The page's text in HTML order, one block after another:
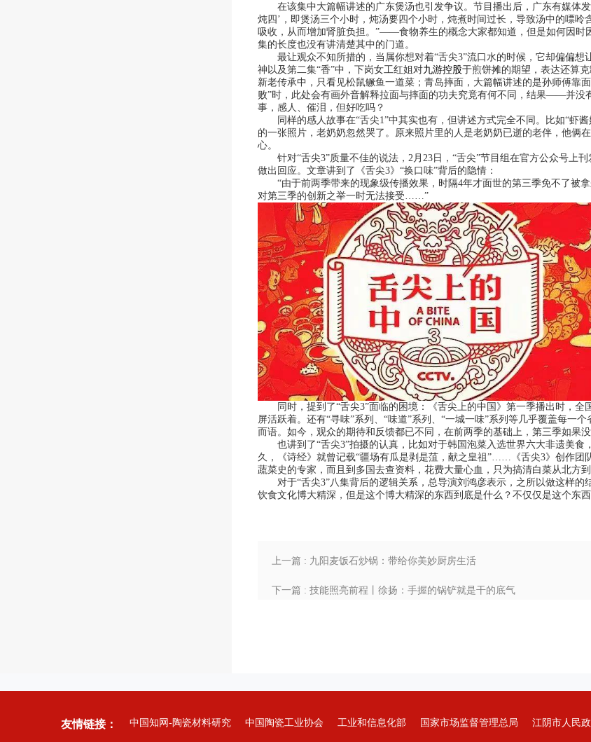
在该集中大篇幅讲述的广东煲汤也引发争议。节目播出后，广东有媒体发
炖四’，即煲汤三个小时，炖汤要四个小时，炖煮时间过长，导致汤中的嘌
吸收，从而增加肾脏负担。”——食物养生的概念大家都知道，但是如何因时
集的长度也没有讲清楚其中的门道。
最让观众不知所措的，当属你想对着“舌尖3”流口水的时候，它却偏偏想
神以及第二集“香”中，下岗女工红姐对九游控股于煎饼摊的期望，表达还算
新老传承中，只看见松鼠鳜鱼一道菜；青岛摔面，大篇幅讲述的是孙师傅靠
败”时，此处会有画外音解释拉面与摔面的功夫究竟有何不同，结果——并没
事，感人、催泪，但好吃吗？
同样的感人故事在“舌尖1”中其实也有，但讲述方式完全不同。比如“虾
的一张照片，老奶奶忽然哭了。原来照片里的人是老奶奶已逝的老伴，他俩
心。
针对“舌尖3”质量不佳的说法，2月23日，“舌尖”节目组在官方公众号上刊
做出回应。文章讲到了《舌尖3》“换口味”背后的隐情：
“由于前两季带来的现象级传播效果，时隔4年才面世的第三季免不了被
对第三季的创新之举一时无法接受……”
同时，提到了“舌尖3”面临的困境：《舌尖上的中国》第一季播出时，全
屏活跃着。还有“寻味”系列、“味道”系列、“一城一味”系列等几乎覆盖每一
而语。如今，观众的期待和反馈都已不同，在前两季的基础上，第三季如果
也讲到了“舌尖3”拍摄的认真，比如对于韩国泡菜入选世界六大非遗美食
久，《诗经》就曾记载“疆场有瓜是剥是菹，献之皇祖”……《舌尖3》创作团
蔬菜史的专家，而且到多国去查资料，花费大量心血，只为搞清白菜从北方
对于“舌尖3”八集背后的逻辑关系，总导演刘鸿彦表示，之所以做这样的
饮食文化博大精深，但是这个博大精深的东西到底是什么？不仅仅是这个东
上一篇 : 九阳麦饭石炒锅：带给你美妙厨房生活
下一篇 : 技能照亮前程丨徐扬：手握的锅铲就是干的底气
友情链接： 中国知网-陶瓷材料研究 中国陶瓷工业协会 工业和信息化部 国家市场监督管理总局 江阴市人民